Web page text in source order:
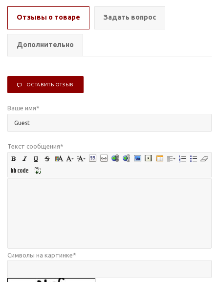
Отзывы о товаре Задать вопрос
Дополнительно
ОСТАВИТЬ ОТЗЫВ
Ваше имя*
Текст сообщения*
Символы на картинке*